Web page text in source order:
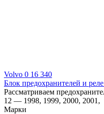
Volvo 0 16 340
Блок предохранителей и
Рассматриваем
12 — 1998, 1999, 2000, 2001,
Марки